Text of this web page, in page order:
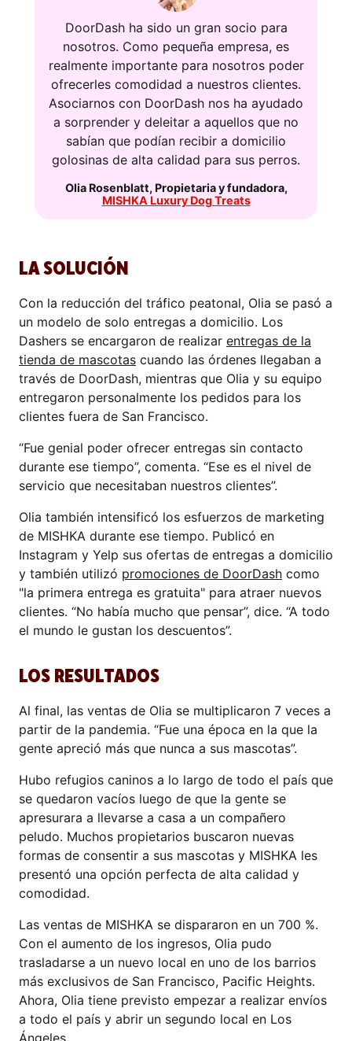
DoorDash ha sido un gran socio para
nosotros. Como pequeña empresa, es
realmente importante para nosotros poder
ofrecerles comodidad a nuestros clientes.
Asociarnos con DoorDash nos ha ayudado
a sorprender y deleitar a aquellos que no
sabían que podían recibir a domicilio
golosinas de alta calidad para sus perros.
Olia Rosenblatt, Propietaria y fundadora,
MISHKA Luxury Dog Treats
LA SOLUCIÓN
Con la reducción del tráfico peatonal, Olia se pasó a
un modelo de solo entregas a domicilio. Los
Dashers se encargaron de realizar entregas de la
tienda de mascotas cuando las órdenes llegaban a
través de DoorDash, mientras que Olia y su equipo
entregaron personalmente los pedidos para los
clientes fuera de San Francisco.
“Fue genial poder ofrecer entregas sin contacto
durante ese tiempo”, comenta. “Ese es el nivel de
servicio que necesitaban nuestros clientes”.
Olia también intensificó los esfuerzos de marketing
de MISHKA durante ese tiempo. Publicó en
Instagram y Yelp sus ofertas de entregas a domicilio
y también utilizó promociones de DoorDash como
"la primera entrega es gratuita" para atraer nuevos
clientes. “No había mucho que pensar”, dice. “A todo
el mundo le gustan los descuentos”.
LOS RESULTADOS
Al final, las ventas de Olia se multiplicaron 7 veces a
partir de la pandemia. “Fue una época en la que la
gente apreció más que nunca a sus mascotas”.
Hubo refugios caninos a lo largo de todo el país que
se quedaron vacíos luego de que la gente se
apresurara a llevarse a casa a un compañero
peludo. Muchos propietarios buscaron nuevas
formas de consentir a sus mascotas y MISHKA les
presentó una opción perfecta de alta calidad y
comodidad.
Las ventas de MISHKA se dispararon en un 700 %.
Con el aumento de los ingresos, Olia pudo
trasladarse a un nuevo local en uno de los barrios
más exclusivos de San Francisco, Pacific Heights.
Ahora, Olia tiene previsto empezar a realizar envíos
a todo el país y abrir un segundo local en Los
Ángeles.